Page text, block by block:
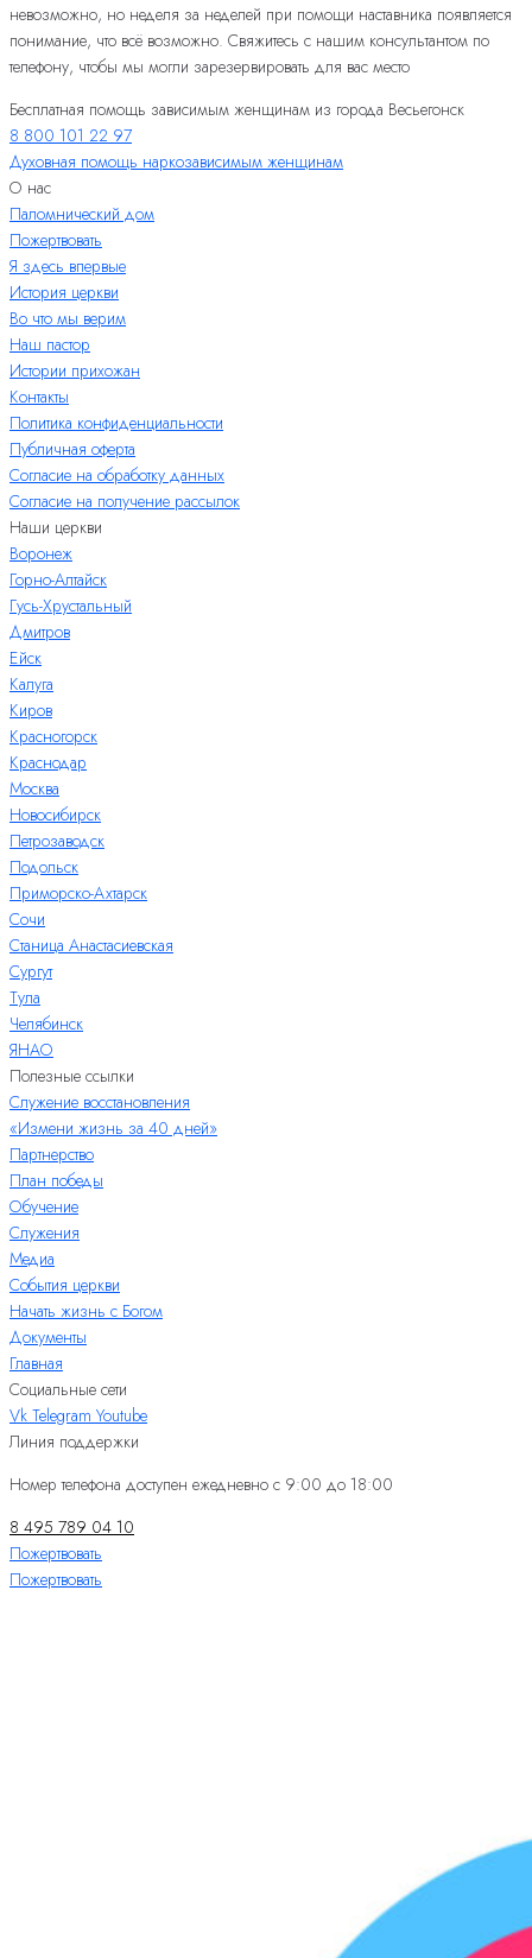
невозможно, но неделя за неделей при помощи наставника появляется
понимание, что всё возможно. Свяжитесь с нашим консультантом по
телефону, чтобы мы могли зарезервировать для вас место
Бесплатная помощь зависимым женщинам из города Весьегонск
8 800 101 22 97
Духовная помощь наркозависимым женщинам
О нас
Паломнический дом
Пожертвовать
Я здесь впервые
История церкви
Во что мы верим
Наш пастор
Истории прихожан
Контакты
Политика конфиденциальности
Публичная оферта
Согласие на обработку данных
Согласие на получение рассылок
Наши церкви
Воронеж
Горно-Алтайск
Гусь-Хрустальный
Дмитров
Ейск
Калуга
Киров
Красногорск
Краснодар
Москва
Новосибирск
Петрозаводск
Подольск
Приморско-Ахтарск
Сочи
Станица Анастасиевская
Сургут
Тула
Челябинск
ЯНАО
Полезные ссылки
Служение восстановления
«Измени жизнь за 40 дней»
Партнерство
План победы
Обучение
Служения
Медиа
События церкви
Начать жизнь с Богом
Документы
Главная
Социальные сети
Vk Telegram Youtube
Линия поддержки
Номер телефона доступен ежедневно с 9:00 до 18:00
8 495 789 04 10
Пожертвовать
Пожертвовать